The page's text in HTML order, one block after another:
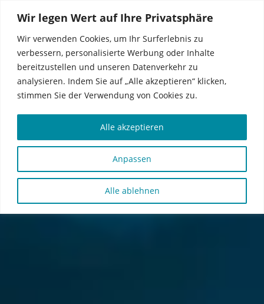
Wir legen Wert auf Ihre Privatsphäre
Wir verwenden Cookies, um Ihr Surferlebnis zu
verbessern, personalisierte Werbung oder Inhalte
bereitzustellen und unseren Datenverkehr zu
analysieren. Indem Sie auf „Alle akzeptieren“ klicken,
stimmen Sie der Verwendung von Cookies zu.
Anpassen
Alle ablehnen
Alle akzeptieren
MENU KONTAKT